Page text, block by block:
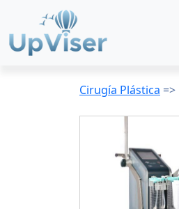
Cirugía Plástica =>